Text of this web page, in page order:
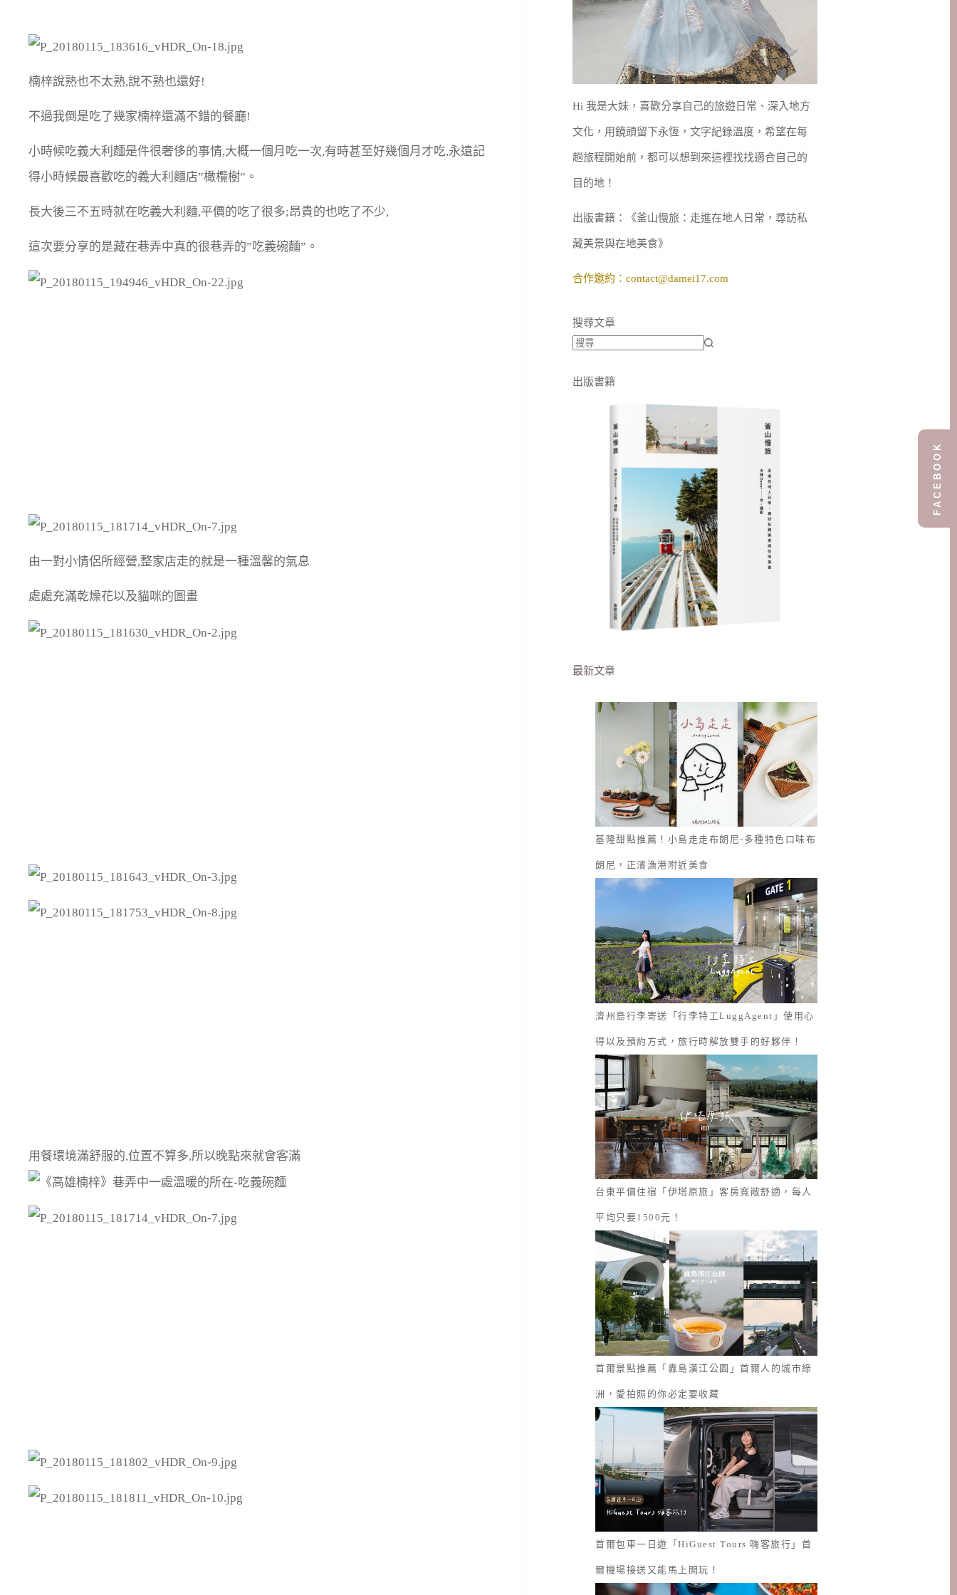
楠梓說熟也不太熟,說不熟也還好!
不過我倒是吃了幾家楠梓還滿不錯的餐廳!
小時候吃義大利麵是件很奢侈的事情,大概一個月吃一次,有時甚至好幾個月才吃,永遠記
得小時候最喜歡吃的義大利麵店”橄欖樹”。
長大後三不五時就在吃義大利麵,平價的吃了很多;昂貴的也吃了不少,
這次要分享的是藏在巷弄中真的很巷弄的”吃義碗麵”。
由一對小情侶所經營,整家店走的就是一種溫馨的氣息
處處充滿乾燥花以及貓咪的圖畫
用餐環境滿舒服的,位置不算多,所以晚點來就會客滿
Hi 我是大妹，喜歡分享自己的旅遊日常、深入地方
文化，用鏡頭留下永恆，文字紀錄溫度，希望在每
趟旅程開始前，都可以想到來這裡找找適合自己的
目的地！
出版書籍：《釜山慢旅：走進在地人日常，尋訪私
藏美景與在地美食》
合作邀約： contact@damei17.com
搜尋文章
出版書籍
最新文章
基隆甜點推薦！小島走走布朗尼-多種特色口味布
朗尼，正濱漁港附近美食
濟州島行李寄送「行李特工LuggAgent」使用心
得以及預約方式，旅行時解放雙手的好夥伴！
台東平價住宿「伊塔原旅」客房寬敞舒適，每人
平均只要1500元！
首爾景點推薦「纛島漢江公園」首爾人的城市綠
洲，愛拍照的你必定要收藏
首爾包車一日遊「HiGuest Tours 嗨客旅行」首
爾機場接送又能馬上開玩！
FACEBOOK